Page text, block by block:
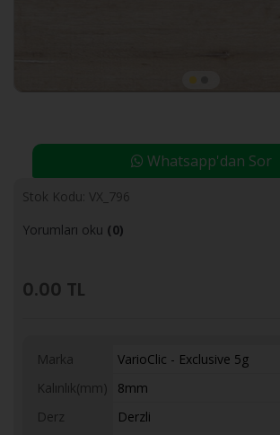
Whatsapp'dan Sor
Stok Kodu: VX_796
Yorumları oku (0)
0.00 TL
Marka
VarioClic - Exclusive 5g
Kalınlık(mm)
8mm
Derz
Derzli